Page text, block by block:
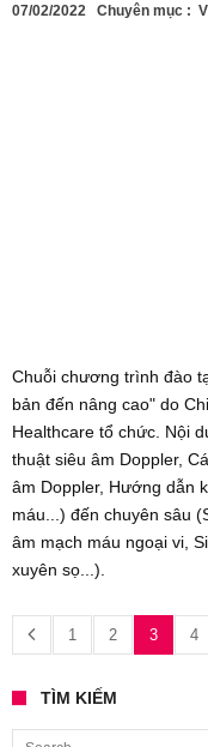
07/02/2022 Chuyên mục :
Chuỗi chương trình đào
bản đến nâng cao" do
Healthcare tổ chức. Nội
thuật siêu âm Doppler,
âm Doppler, Hướng dẫn
máu...) đến chuyên sâu
âm mạch máu ngoại vi,
xuyên sọ...).
1 2 3 4
TÌM KIẾM
Search for: